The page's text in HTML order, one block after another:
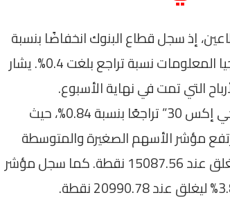
إذ سجل قطاع البنوك انخفاضًا بنسبة
0.9%، كما نال قطاع الاتصالات والإعلام وتكنولوجيا المعلومات نسبة تراجع بلغت 0.4%. يشار
التي تمت في نهاية الأسبوع.
وعلى صعيد المؤشرات، شهد المؤشر الرئيسي “إيجي إكس 30” تراجعًا بنسبة 0.84%، حيث
وبالمقابل، ارتفع مؤشر الأسهم الصغيرة والمتوسطة
“إيجي إكس 70 متساوي الأوزان” بنسبة 4.05% ليغلق عند 15087.56 نقطة. كما سجل مؤشر